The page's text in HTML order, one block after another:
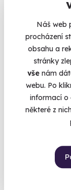
Náš web
procházení
obsahu a
stránky
vše nám
webu. Po
informací o
některé z
1 090 Kč